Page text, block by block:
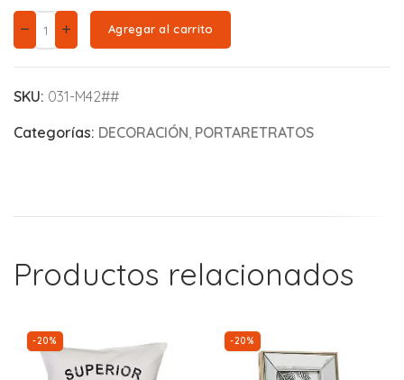
Agregar al carrito
SKU: 031-M42##
Categorías: DECORACIÓN PORTARETRATOS
Productos relacionados
-20% -20%